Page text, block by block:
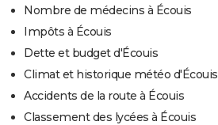
Nombre de médecins à Écouis
Impôts à Écouis
Dette et budget d'Écouis
Climat et historique météo d'Écouis
Accidents de la route à Écouis
Classement des lycées à Écouis